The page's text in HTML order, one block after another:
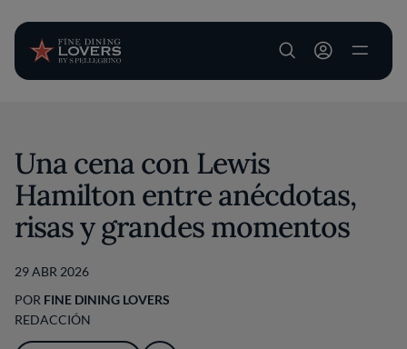
User account
Una cena con Lewis
Hamilton entre anécdotas,
risas y grandes momentos
29 ABR 2026
POR FINE DINING LOVERS
REDACCIÓN